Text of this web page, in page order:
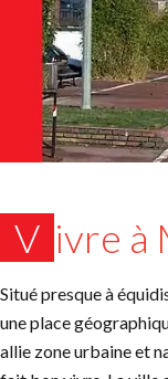
Vivre
Situé presque à
une place
allie zone urbaine et